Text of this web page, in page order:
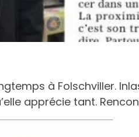
à Folschviller.
apprécie tant.